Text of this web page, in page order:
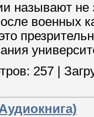
называют
военных
257